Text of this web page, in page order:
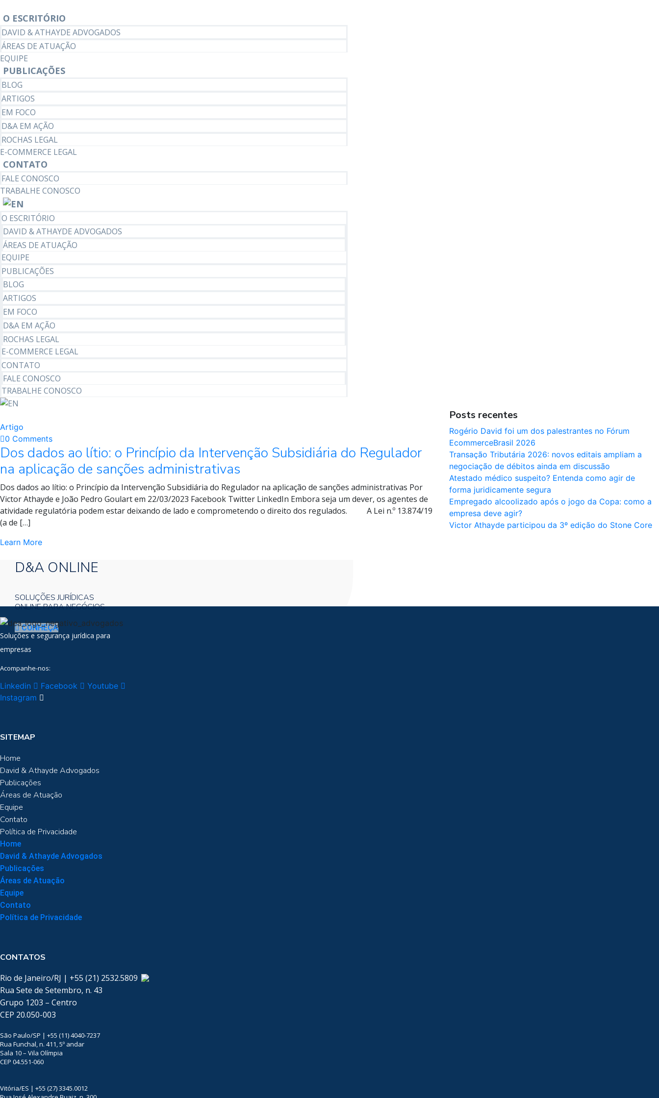
O ESCRITÓRIO
DAVID & ATHAYDE ADVOGADOS
ÁREAS DE ATUAÇÃO
EQUIPE
PUBLICAÇÕES
BLOG
ARTIGOS
EM FOCO
D&A EM AÇÃO
ROCHAS LEGAL
E-COMMERCE LEGAL
CONTATO
FALE CONOSCO
TRABALHE CONOSCO
O ESCRITÓRIO
DAVID & ATHAYDE ADVOGADOS
ÁREAS DE ATUAÇÃO
EQUIPE
PUBLICAÇÕES
BLOG
ARTIGOS
EM FOCO
D&A EM AÇÃO
ROCHAS LEGAL
E-COMMERCE LEGAL
CONTATO
FALE CONOSCO
TRABALHE CONOSCO
Artigo
0 Comments
Dos dados ao lítio: o Princípio da Intervenção Subsidiária do Regulador
na aplicação de sanções administrativas
Dos dados ao lítio: o Princípio da Intervenção Subsidiária do Regulador na aplicação de sanções administrativas Por
Victor Athayde e João Pedro Goulart em 22/03/2023 Facebook Twitter LinkedIn Embora seja um dever, os agentes de
atividade regulatória podem estar deixando de lado e comprometendo o direito dos regulados. A Lei n.º 13.874/19
(a de […]
Learn More
Posts recentes
Rogério David foi um dos palestrantes no Fórum
EcommerceBrasil 2026
Transação Tributária 2026: novos editais ampliam a
negociação de débitos ainda em discussão
Atestado médico suspeito? Entenda como agir de
forma juridicamente segura
Empregado alcoolizado após o jogo da Copa: como a
empresa deve agir?
Victor Athayde participou da 3º edição do Stone Core
D&A ONLINE
SOLUÇÕES JURÍDICAS
ONLINE PARA NEGÓCIOS
CONHEÇA
Soluções e segurança jurídica para
empresas
Acompanhe-nos:
Linkedin Facebook
Youtube
Instagram
SITEMAP
Home
David & Athayde Advogados
Publicações
Áreas de Atuação
Equipe
Contato
Política de Privacidade
Home
David & Athayde Advogados
Publicações
Áreas de Atuação
Equipe
Contato
Política de Privacidade
CONTATOS
Rio de Janeiro/RJ | +55 (21) 2532.5809
Rua Sete de Setembro, n. 43
Grupo 1203 – Centro
CEP 20.050-003
São Paulo/SP | +55 (11) 4040-7237
Rua Funchal, n. 411, 5º andar
Sala 10 – Vila Olímpia
CEP 04.551-060
Vitória/ES | +55 (27) 3345.0012